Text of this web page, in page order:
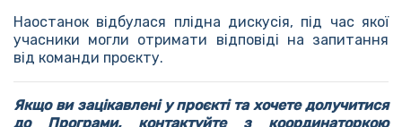
Наостанок відбулася плідна дискусія, під час якої
учасники могли отримати відповіді на запитання
від команди проєкту.
Якщо ви зацікавлені у проєкті та хочете долучитися
до Програми, контактуйте з координаторкою